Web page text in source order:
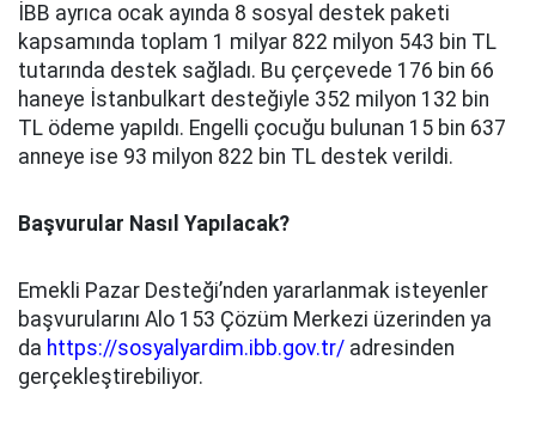
İBB ayrıca ocak ayında 8 sosyal destek paketi
kapsamında toplam 1 milyar 822 milyon 543 bin TL
tutarında destek sağladı. Bu çerçevede 176 bin 66
haneye İstanbulkart desteğiyle 352 milyon 132 bin
TL ödeme yapıldı. Engelli çocuğu bulunan 15 bin 637
anneye ise 93 milyon 822 bin TL destek verildi.
Başvurular Nasıl Yapılacak?
Emekli Pazar Desteği’nden yararlanmak isteyenler
başvurularını Alo 153 Çözüm Merkezi üzerinden ya
da https://sosyalyardim.ibb.gov.tr/ adresinden
gerçekleştirebiliyor.